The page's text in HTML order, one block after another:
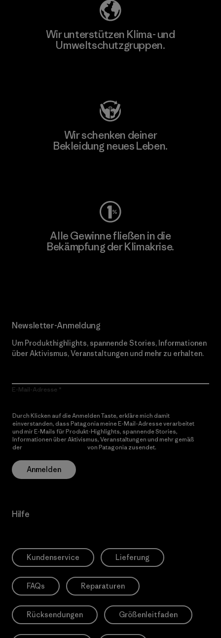
Wir unterstützen Klima- und
Umweltschutzgruppen.
Wir schenken deiner
Bekleidung neues Leben.
Alle Gewinne fließen in die
Bekämpfung der Klimakrise.
Newsletter-Anmeldung
Um Produkthighlights, spannende Stories, Informationen
über Aktivismus, Veranstaltungen und mehr zu erhalten.
E-Mail-Adresse
Durch Klicken auf die Anmelden Taste, erkläre mich damit
einverstanden, dass Patagonia meine E-Mail-Adresse verarbeitet
und mir E-Mails für Produkt-Highlights, spannende Stories,
Informationen über Aktivismus, Veranstaltungen und mehr gemäß
der
von Patagonia zusendet.
Anmelden
Hilfe
Kundenservice Lieferung
FAQs Reparaturen
Rücksendungen Größenleitfaden